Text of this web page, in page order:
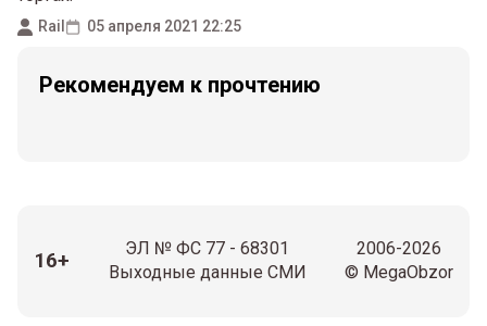
Rail 05 апреля 2021 22:25
Рекомендуем к прочтению
16+
ЭЛ № ФС 77 - 68301
Выходные данные СМИ
2006-2026
© MegaObzor